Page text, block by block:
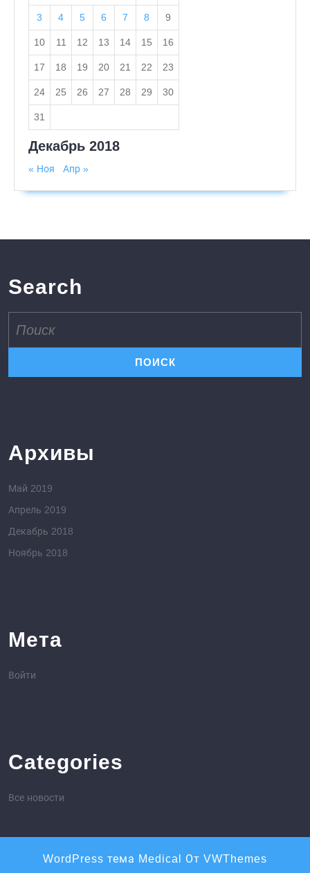
Декабрь 2018
3 4 5 6 7 8 9
10 11 12 13 14 15 16
17 18 19 20 21 22 23
24 25 26 27 28 29 30
31
« Ноя Апр »
Search
по:
Архивы
Май 2019
Апрель 2019
Декабрь 2018
Ноябрь 2018
Мета
Войти
Categories
Все новости
WordPress тема Medical От VWThemes